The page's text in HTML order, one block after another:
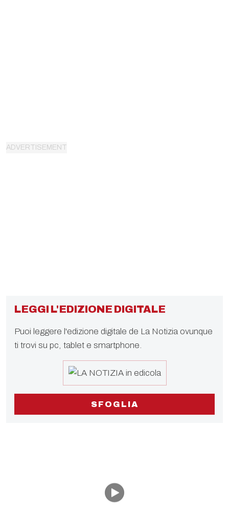
LEGGI L'EDIZIONE DIGITALE
Puoi leggere l'edizione digitale de La Notizia ovunque
ti trovi su pc, tablet e smartphone.
SFOGLIA